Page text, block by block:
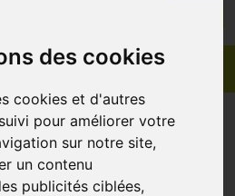
des cookies
cookies et d'autres
pour améliorer votre
sur notre site,
un contenu
publicités ciblées,
Produits
Sage Ivory 2